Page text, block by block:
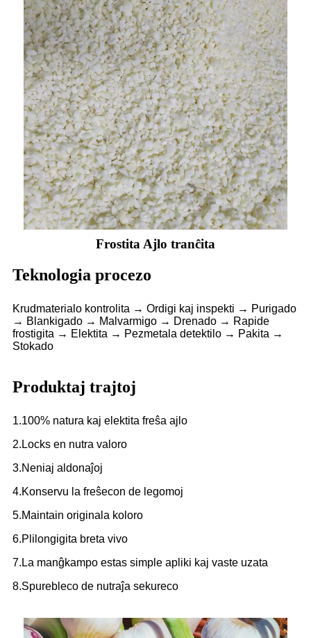
Frostita Ajlo tranĉita
Teknologia procezo
Krudmaterialo kontrolita → Ordigi kaj inspekti → Purigado
→ Blankigado → Malvarmigo → Drenado → Rapide
frostigita → Elektita → Pezmetala detektilo → Pakita →
Stokado
Produktaj trajtoj
1.100% natura kaj elektita freŝa ajlo
2.Locks en nutra valoro
3.Neniaj aldonaĵoj
4.Konservu la freŝecon de legomoj
5.Maintain originala koloro
6.Plilongigita breta vivo
7.La manĝkampo estas simple apliki kaj vaste uzata
8.Spurebleco de nutraĵa sekureco